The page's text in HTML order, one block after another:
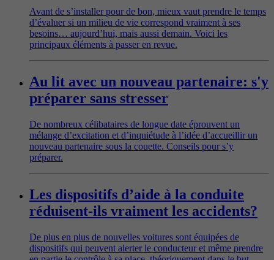
Avant de s’installer pour de bon, mieux vaut prendre le temps
d’évaluer si un milieu de vie correspond vraiment à ses
besoins… aujourd’hui, mais aussi demain. Voici les
principaux éléments à passer en revue.
Au lit avec un nouveau partenaire: s'y
préparer sans stresser
De nombreux célibataires de longue date éprouvent un
mélange d’excitation et d’inquiétude à l’idée d’accueillir un
nouveau partenaire sous la couette. Conseils pour s’y
préparer.
Les dispositifs d’aide à la conduite
réduisent-ils vraiment les accidents?
De plus en plus de nouvelles voitures sont équipées de
dispositifs qui peuvent alerter le conducteur et même prendre